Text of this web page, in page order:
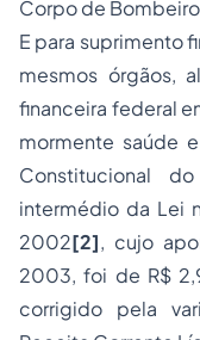
Corpo de
E para suprimento
mesmos órgãos,
financeira federal
mormente saúde
Constitucional
intermédio da Lei
2002[2], cujo
2003, foi de R$
corrigido pela